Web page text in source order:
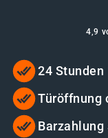
4,9
24
Türöffnung